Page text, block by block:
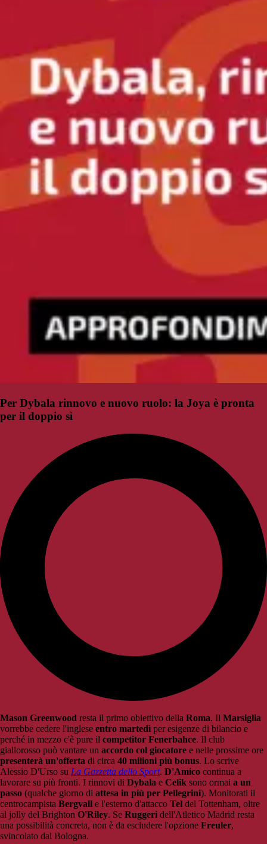
Per Dybala rinnovo e nuovo ruolo: la Joya è pronta
per il doppio sì
Mason Greenwood resta il primo obiettivo della Roma. Il Marsiglia
vorrebbe cedere l'inglese entro martedì per esigenze di bilancio e
perché in mezzo c'è pure il competitor Fenerbahce. Il club
giallorosso può vantare un accordo col giocatore e nelle prossime ore
presenterà un'offerta di circa 40 milioni più bonus. Lo scrive
Alessio D'Urso su La Gazzetta dello Sport. D'Amico continua a
lavorare su più fronti. I rinnovi di Dybala e Celik sono ormai a un
passo (qualche giorno di attesa in più per Pellegrini). Monitorati il
centrocampista Bergvall e l'esterno d'attacco Tel del Tottenham, oltre
al jolly del Brighton O'Riley. Se Ruggeri dell'Atletico Madrid resta
una possibilità concreta, non è da escludere l'opzione Freuler,
svincolato dal Bologna.